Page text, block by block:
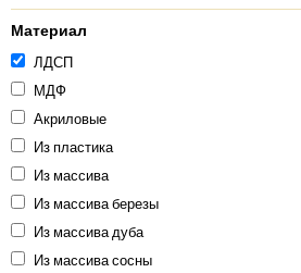
Материал
ЛДСП
МДФ
Акриловые
Из пластика
Из массива
Из массива березы
Из массива дуба
Из массива сосны